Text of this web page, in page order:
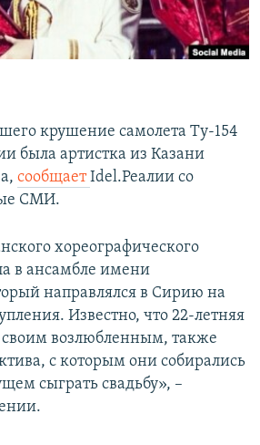
крушение самолета Ту-154
была артистка из Казани
сообщаетIdel.Реалии со
СМИ.
хореографического
в ансамбле имени
направлялся в Сирию на
Известно, что 22-летняя
своим возлюбленным, также
с которым они собирались
сыграть свадьбу», –